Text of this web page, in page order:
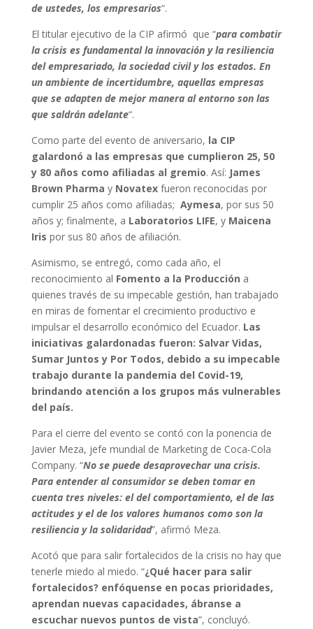
de ustedes, los empresarios“.
El titular ejecutivo de la CIP afirmó que “para combatir
la crisis es fundamental la innovación y la resiliencia
del empresariado, la sociedad civil y los estados. En
un ambiente de incertidumbre, aquellas empresas
que se adapten de mejor manera al entorno son las
que saldrán adelante“.
Como parte del evento de aniversario, la CIP
galardonó a las empresas que cumplieron 25, 50
y 80 años como afiliadas al gremio. Así: James
Brown Pharma y Novatexfueron reconocidas por
cumplir 25 años como afiliadas; Aymesa, por sus 50
años y; finalmente, a Laboratorios LIFE, y Maicena
Iris por sus 80 años de afiliación.
Asimismo, se entregó, como cada año, el
reconocimiento al Fomento a la Producción a
quienes través de su impecable gestión, han trabajado
en miras de fomentar el crecimiento productivo e
impulsar el desarrollo económico del Ecuador. Las
iniciativas galardonadas fueron: Salvar Vidas,
Sumar Juntos y Por Todos, debido a su impecable
trabajo durante la pandemia del Covid-19,
brindando atención a los grupos más vulnerables
del país.
Para el cierre del evento se contó con la ponencia de
Javier Meza, jefe mundial de Marketing de Coca-Cola
Company. “No se puede desaprovechar una crisis.
Para entender al consumidor se deben tomar en
cuenta tres niveles: el del comportamiento, el de las
actitudes y el de los valores humanos como son la
resiliencia y la solidaridad”, afirmó Meza.
Acotó que para salir fortalecidos de la crisis no hay que
tenerle miedo al miedo. “¿Qué hacer para salir
fortalecidos? enfóquense en pocas prioridades,
aprendan nuevas capacidades, ábranse a
escuchar nuevos puntos de vista”, concluyó.